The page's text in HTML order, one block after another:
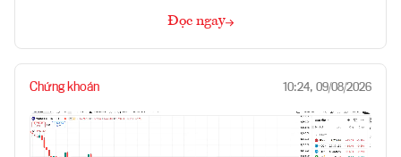
Đọc ngay
Chứng khoán 10:24, 09/08/2026